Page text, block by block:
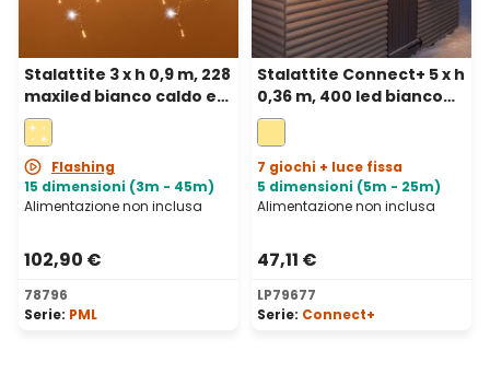
Stalattite 3 x h 0,9 m, 228
maxiled bianco caldo e
bianco freddo,
prolungabile, IP67
Flashing
15 dimensioni (3m - 45m)
Alimentazione non inclusa
102,90 €
78796
Serie: PML
Stalattite Connect+ 5 x h
0,36 m, 400 led bianco
caldo, cavo verde,
prolungabile
7 giochi + luce fissa
5 dimensioni (5m - 25m)
Alimentazione non inclusa
47,11 €
LP79677
Serie: Connect+